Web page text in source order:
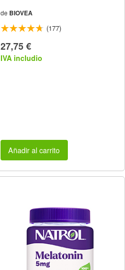
de BIOVEA
(177)
27,75 €
IVA includio
Añadir al carrito